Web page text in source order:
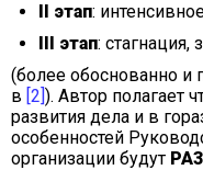
II этап:
III этап: стагнация,
(более обоснованно и
в [2]). Автор полагает
развития дела и в
особенностей
организации будут